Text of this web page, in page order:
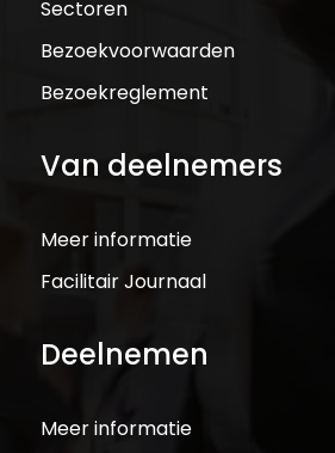
Sectoren
Bezoekvoorwaarden
Bezoekreglement
Van deelnemers
Meer informatie
Facilitair Journaal
Deelnemen
Meer informatie